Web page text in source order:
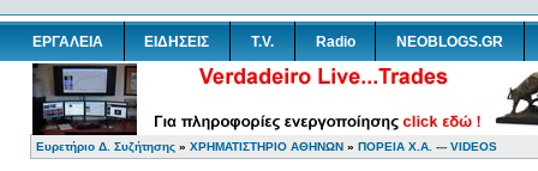
ΕΡΓΑΛΕΙΑ ΕΙΔΗΣΕΙΣ T.V. Radio NEOBLOGS.GR
Ευρετήριο Δ. Συζήτησης » ΧΡΗΜΑΤΙΣΤΗΡΙΟ ΑΘΗΝΩΝ » ΠΟΡΕΙΑ Χ.Α. --- VIDEOS